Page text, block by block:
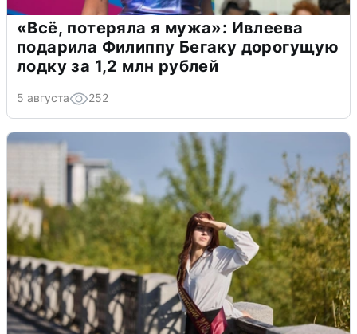
«Всё, потеряла я мужа»: Ивлеева
подарила Филиппу Бегаку дорогущую
лодку за 1,2 млн рублей
5 августа 252